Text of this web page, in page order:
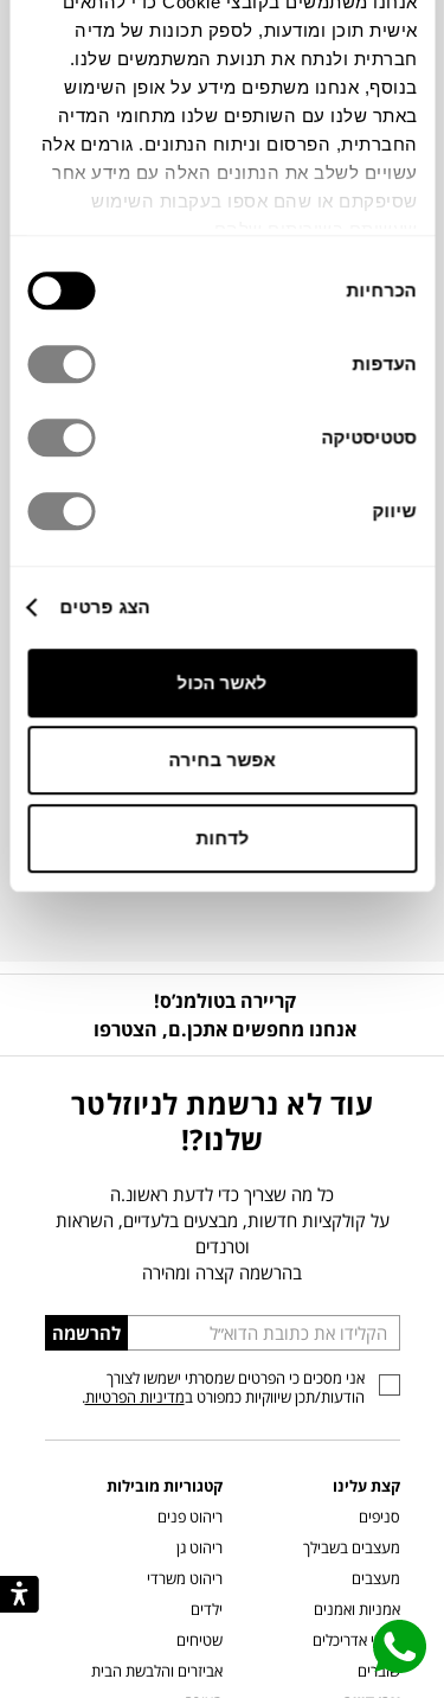
אישית תוכן ומודעות, לספק תכונות של מדיה
חברתית ולנתח את תנועת המשתמשים שלנו.
בנוסף, אנחנו משתפים מידע על אופן השימוש
באתר שלנו עם השותפים שלנו מתחומי המדיה
החברתית, הפרסום וניתוח הנתונים. גורמים אלה
עשויים לשלב את הנתונים האלה עם מידע אחר
שסיפקתם או שהם אספו בעקבות השימוש
הסכמה
הכרחיות
העדפות
סטטיסטיקה
שיווק
הצג פרטים
לאשר הכול
אפשר בחירה
לדחות
צבעים
TAKENAKA
, בעיצוב מינימליסטי ונקי. כוללת
מזלג, סכין וכף בתוך נרתיק קשיח שנכנס בקלות
לתיק או לקופסת הבנטו. עשויה חומרים עמידים
וקלה לניקוי. פתרון נוח, אסתטי וידידותי לסביבה
מותג
מידע על חומרים
קריירה בטולמנ’ס!
אנחנו מחפשים אתכן.ם, הצטרפו
עוד לא נרשמת לניוזלטר
שלנו?!
כל מה שצריך כדי לדעת ראשונ.ה
על קולקציות חדשות, מבצעים בלעדיים, השראות
וטרנדים
בהרשמה קצרה ומהירה
הכניסו
כתובת
דוא”ל
להרשמה
אני מסכים כי הפרטים שמסרתי ישמשו לצורך
הודעות/תכן שיווקיות כמפורט במדיניות הפרטיות.
קצת עלינו
סניפים
מעצבים בשבילך
מעצבים
אמניות ואמנים
קשרי אדריכלים
שוברים
קטגוריות מובילות
ריהוט פנים
ריהוט גן
ריהוט משרדי
ילדים
שטיחים
אביזרים והלבשת הבית